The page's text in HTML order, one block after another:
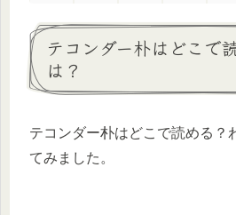
テコンダー朴はどこで
は？
テコンダー朴はどこで読める？
てみました。